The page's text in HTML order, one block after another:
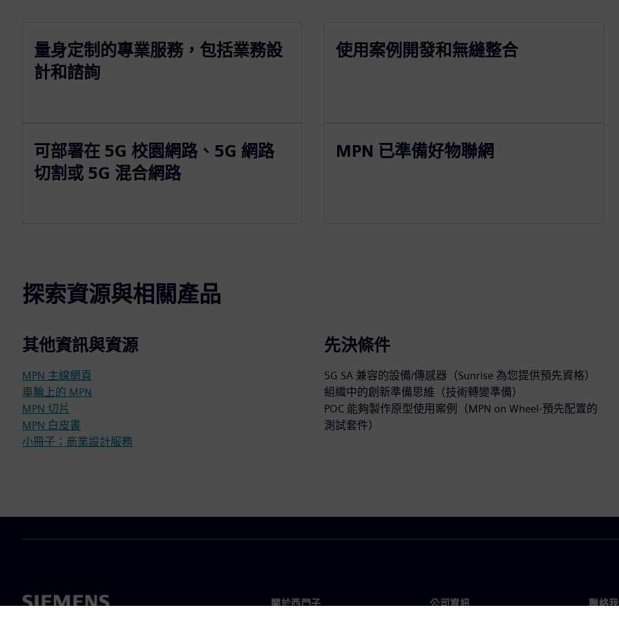
量身定制的專業服務，包括業務設
計和諮詢
使用案例開發和無縫整合
可部署在 5G 校園網路、5G 網路
切割或 5G 混合網路
MPN 已準備好物聯網
探索資源與相關產品
其他資訊與資源
MPN 主線網頁
車輪上的 MPN
MPN 切片
MPN 白皮書
小冊子：商業設計服務
先決條件
5G SA 兼容的設備/傳感器（Sunrise 為您提供預先資格）
組織中的創新準備思維（技術轉變準備）
POC 能夠製作原型使用案例（MPN on Wheel-預先配置的
測試套件）
關於西門子 公司資訊 聯絡